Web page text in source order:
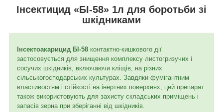
Інсектицид «БІ-58» 1л для боротьби зі
шкідниками
Інсектоакарицид БІ-58 контактно-кишкового дії
застосовується для знищення комплексу листогризучих і
сосучих шкідників, включаючи кліщів, на різних
сільськогосподарських культурах. Завдяки фумігантним
властивостям і стійкості на інертних поверхнях, цей препарат
також використовують для захисту складських приміщень і
запасів зерна при зберіганні від шкідників.